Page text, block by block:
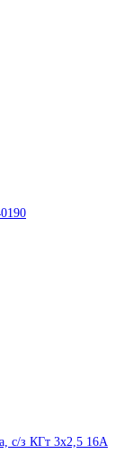
с/з КГт 3х2,5 16A